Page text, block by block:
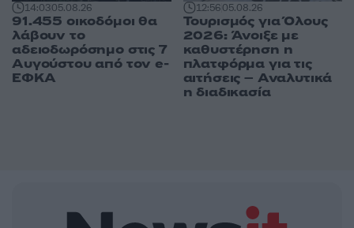
14:0305.08.26
91.455 οικοδόμοι θα
λάβουν το
αδειοδωρόσημο στις 7
Αυγούστου από τον e-
ΕΦΚΑ
12:5605.08.26
Τουρισμός για Όλους
2026: Άνοιξε με
καθυστέρηση η
πλατφόρμα για τις
αιτήσεις – Αναλυτικά
η διαδικασία